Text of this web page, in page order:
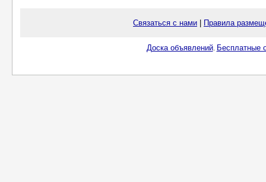
Связаться с нами Правила
Доска объявлений. Бесплатные